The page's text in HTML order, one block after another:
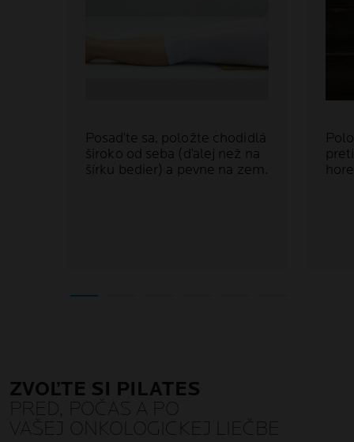
Posaďte sa, položte chodidlá
široko od seba (ďalej než na
šírku bedier) a pevne na zem.
ZVOĽTE SI PILATES
PRED, POČAS A PO
VAŠEJ ONKOLOGICKEJ LIEČBE